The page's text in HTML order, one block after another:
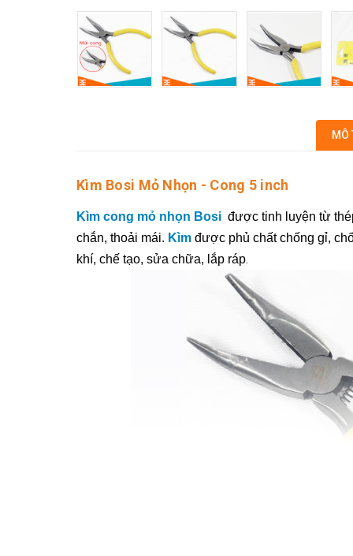
MÔ
Kìm Bosi Mỏ Nhọn - Cong 5 inch
Kìm cong mỏ nhọn Bosi được tinh luyện từ
chắn, thoải mái. Kìm được phủ chất chống gỉ,
khí, chế tạo, sửa chữa, lắp ráp.